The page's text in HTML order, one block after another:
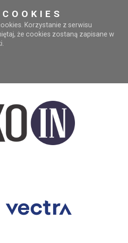
Korzystanie z serwisu
że cookies zostaną zapisane w